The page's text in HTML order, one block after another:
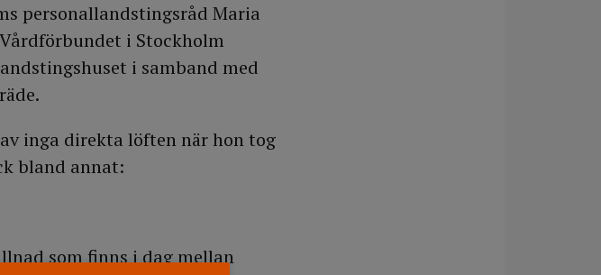
personallandstingsråd Maria
i Stockholm
i samband med
inga direkta löften när hon tog
bland annat:
som finns i dag mellan